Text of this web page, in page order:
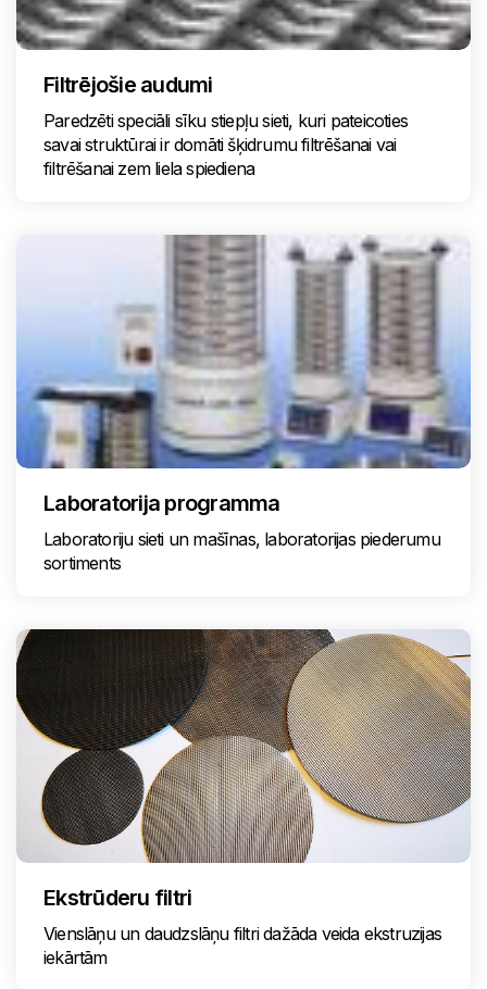
Filtrējošie audumi
Paredzēti speciāli sīku stiepļu sieti, kuri pateicoties
savai struktūrai ir domāti šķidrumu filtrēšanai vai
filtrēšanai zem liela spiediena
Laboratorija programma
Laboratoriju sieti un mašīnas, laboratorijas piederumu
sortiments
Ekstrūderu filtri
Vienslāņu un daudzslāņu filtri dažāda veida ekstruzijas
iekārtām